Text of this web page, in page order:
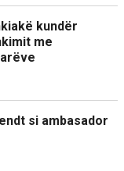
kundër
me
si ambasador